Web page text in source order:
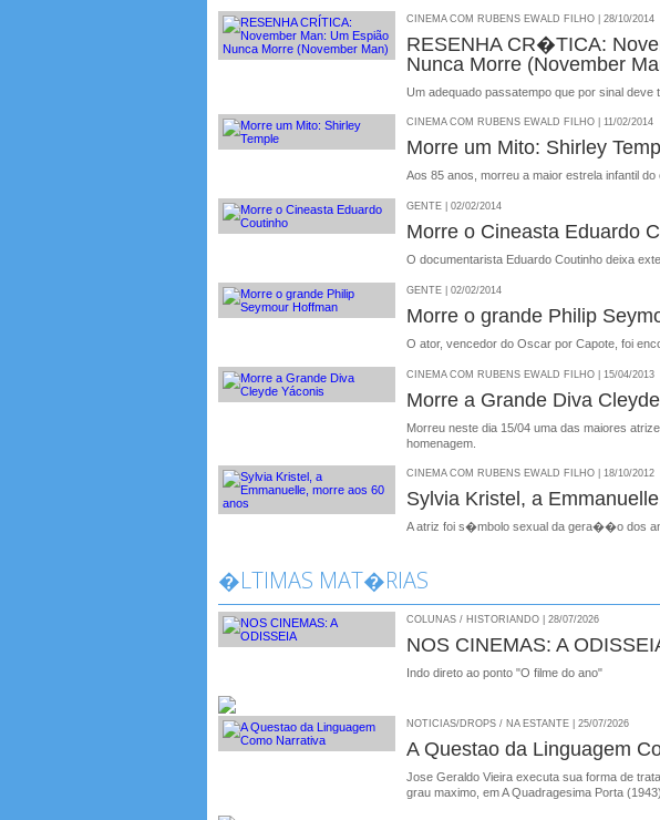
CINEMA COM RUBENS EWALD FILHO | 28/10/2014
RESENHA CR�TICA:
Nunca Morre (November
Um adequado passatempo que por sinal
CINEMA COM RUBENS EWALD FILHO | 11/02/2014
Morre um Mito: Shirley
Aos 85 anos, morreu a maior estrela infantil
GENTE | 02/02/2014
Morre o Cineasta Eduardo
O documentarista Eduardo Coutinho deixa
GENTE | 02/02/2014
Morre o grande Philip
O ator, vencedor do Oscar por Capote, foi
CINEMA COM RUBENS EWALD FILHO | 15/04/2013
Morre a Grande Diva
Morreu neste dia 15/04 uma das maiores
homenagem.
CINEMA COM RUBENS EWALD FILHO | 18/10/2012
Sylvia Kristel, a
A atriz foi s�mbolo sexual da gera��o dos
�LTIMAS MAT�RIAS
COLUNAS / HISTORIANDO | 28/07/2026
NOS CINEMAS: A
Indo direto ao ponto "O filme do ano"
NOTICIAS/DROPS / NA ESTANTE | 25/07/2026
A Questao da Linguagem
Jose Geraldo Vieira executa sua forma de
grau maximo, em A Quadragesima Porta (1943)